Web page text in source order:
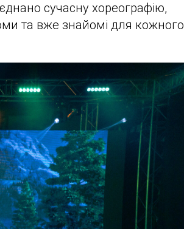
сучасну хореографію,
та вже знайомі для кожного